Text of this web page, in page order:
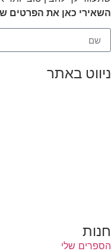
השאירי כאן את הפרטים שלך
ניווט באתר
חנות
הספרים שלי